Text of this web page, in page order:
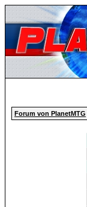
Forum von PlanetMTG